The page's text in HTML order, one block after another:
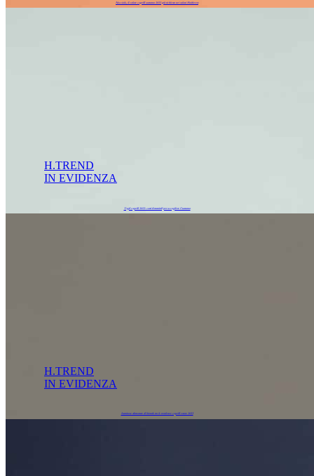
Nocciola, il colore capelli autunno 2023 più richiesto nei saloni Hairlovers
H.TREND
IN EVIDENZA
Tagli capelli 2023: corti femminili per accogliere l’autunno
H.TREND
IN EVIDENZA
Luminose sfumature di biondo tra le tendenze capelli estate 2023